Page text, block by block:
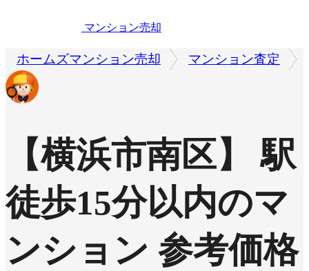
マンション売却
ホームズマンション売却 マンション査定
【横浜市南区】 駅
徒歩15分以内のマ
ンション 参考価格